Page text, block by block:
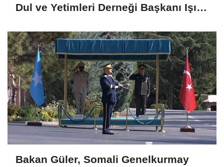
Dul ve Yetimleri Derneği Başkanı Işık:
Bakan Güler, Somali Genelkurmay